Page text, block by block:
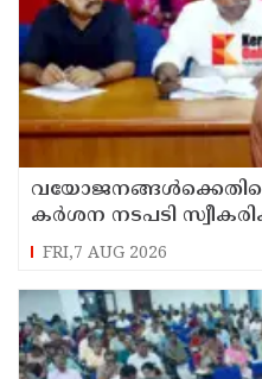
കർശന നടപടി
FRI,7 AUG 2026